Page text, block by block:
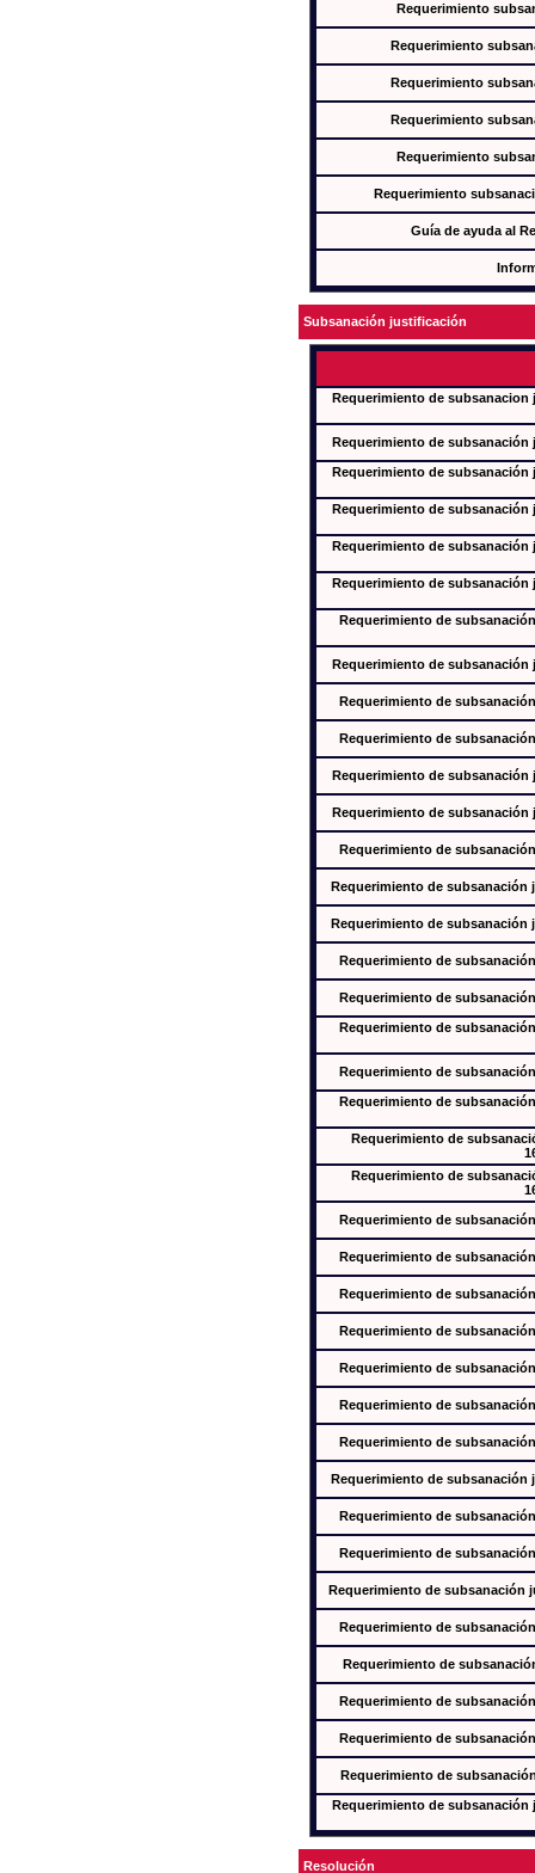
Requerimiento
Requerimiento
Requerimiento
Requerimiento
Requerimiento
Requerimiento
Guía de ayuda al
Subsanación justificación
Requerimiento de
Requerimiento de subsanación
Requerimiento de
Requerimiento de
Requerimiento de
Requerimiento de
Requerimiento de
Requerimiento de subsanación
Requerimiento de
Requerimiento de
Requerimiento de subsanación
Requerimiento de subsanación
Requerimiento de
Requerimiento de subsanación
Requerimiento de subsanación
Requerimiento de
Requerimiento de
Requerimiento de
Requerimiento de
Requerimiento de
Requerimiento de
Requerimiento de
Requerimiento de
Requerimiento de
Requerimiento de
Requerimiento de
Requerimiento de
Requerimiento de
Requerimiento de
Requerimiento de subsanación
Requerimiento de
Requerimiento de
Requerimiento de subsanación
Requerimiento de
Requerimiento de
Requerimiento de
Requerimiento de
Requerimiento de
Requerimiento de
Resolución